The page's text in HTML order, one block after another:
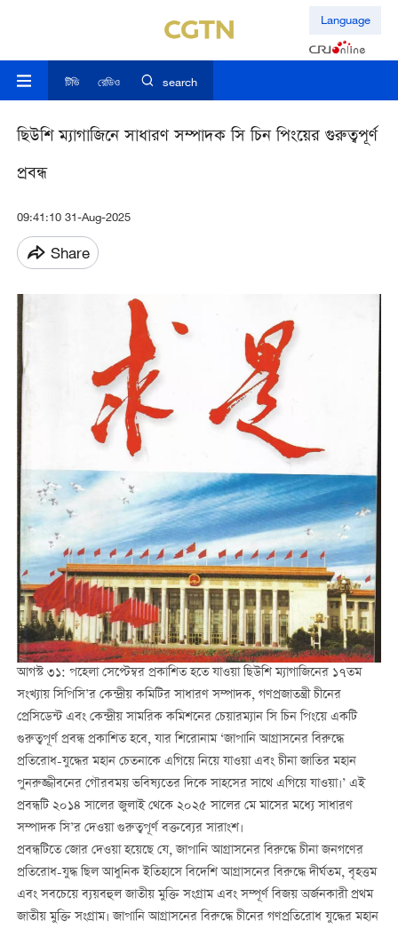
Language
টিভি রেডিও search
ছিউশি ম্যাগাজিনে সাধারণ সম্পাদক সি চিন পিংয়ের গুরুত্বপূর্ণ
প্রবন্ধ
09:41:10 31-Aug-2025
Share
আগস্ট ৩১: পহেলা সেপ্টেম্বর প্রকাশিত হতে যাওয়া ছিউশি ম্যাগাজিনের ১৭তম
সংখ্যায় সিপিসি’র কেন্দ্রীয় কমিটির সাধারণ সম্পাদক, গণপ্রজাতন্ত্রী চীনের
প্রেসিডেন্ট এবং কেন্দ্রীয় সামরিক কমিশনের চেয়ারম্যান সি চিন পিংয়ে একটি
গুরুত্বপূর্ণ প্রবন্ধ প্রকাশিত হবে, যার শিরোনাম ‘জাপানি আগ্রাসনের বিরুদ্ধে
প্রতিরোধ-যুদ্ধের মহান চেতনাকে এগিয়ে নিয়ে যাওয়া এবং চীনা জাতির মহান
পুনরুজ্জীবনের গৌরবময় ভবিষ্যতের দিকে সাহসের সাথে এগিয়ে যাওয়া।’ এই
প্রবন্ধটি ২০১৪ সালের জুলাই থেকে ২০২৫ সালের মে মাসের মধ্যে সাধারণ
সম্পাদক সি’র দেওয়া গুরুত্বপূর্ণ বক্তব্যের সারাংশ।
প্রবন্ধটিতে জোর দেওয়া হয়েছে যে, জাপানি আগ্রাসনের বিরুদ্ধে চীনা জনগণের
প্রতিরোধ-যুদ্ধ ছিল আধুনিক ইতিহাসে বিদেশি আগ্রাসনের বিরুদ্ধে দীর্ঘতম, বৃহত্তম
এবং সবচেয়ে ব্যয়বহুল জাতীয় মুক্তি সংগ্রাম এবং সম্পূর্ণ বিজয় অর্জনকারী প্রথম
জাতীয় মুক্তি সংগ্রাম। জাপানি আগ্রাসনের বিরুদ্ধে চীনের গণপ্রতিরোধ যুদ্ধের মহান